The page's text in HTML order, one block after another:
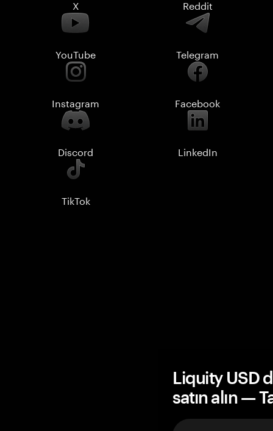
X Reddit
YouTube Telegram
Instagram Facebook
Discord LinkedIn
TikTok
Liquity USD
satın alın —